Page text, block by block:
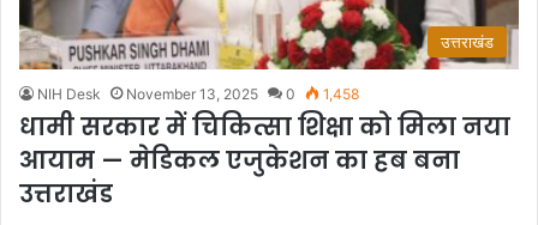
उत्तराखंड
NIH Desk November 13, 2025 0 1,458
धामी सरकार में चिकित्सा शिक्षा को मिला नया
आयाम — मेडिकल एजुकेशन का हब बना
उत्तराखंड